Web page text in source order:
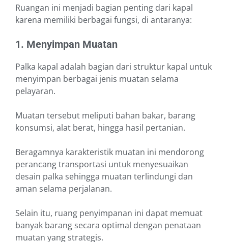
Ruangan ini menjadi bagian penting dari kapal
karena memiliki berbagai fungsi, di antaranya:
1. Menyimpan Muatan
Palka kapal adalah bagian dari struktur kapal untuk
menyimpan berbagai jenis muatan selama
pelayaran.
Muatan tersebut meliputi bahan bakar, barang
konsumsi, alat berat, hingga hasil pertanian.
Beragamnya karakteristik muatan ini mendorong
perancang transportasi untuk menyesuaikan
desain palka sehingga muatan terlindungi dan
aman selama perjalanan.
Selain itu, ruang penyimpanan ini dapat memuat
banyak barang secara optimal dengan penataan
muatan yang strategis.